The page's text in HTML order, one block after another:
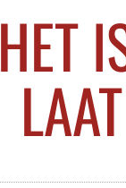
HET